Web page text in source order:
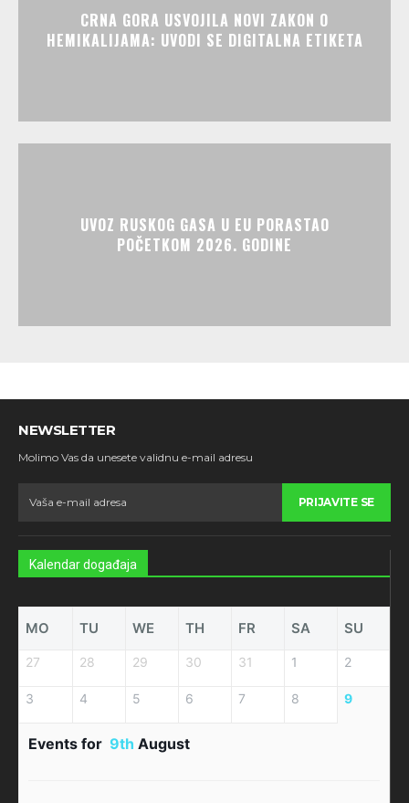
CRNA GORA USVOJILA NOVI ZAKON O
HEMIKALIJAMA: UVODI SE DIGITALNA ETIKETA
UVOZ RUSKOG GASA U EU PORASTAO
POČETKOM 2026. GODINE
NEWSLETTER
Molimo Vas da unesete validnu e-mail adresu
PRIJAVITE SE
Kalendar događaja
MO TU WE TH FR SA SU
27 28 29 30 31 1 2
3 4 5 6 7 8 9
Events for 9th August